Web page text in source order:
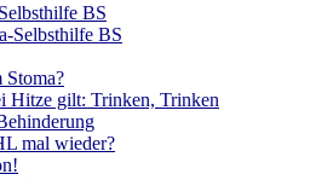
BS
Selbsthilfe BS
Stoma?
Hitze gilt: Trinken, Trinken
mal wieder?